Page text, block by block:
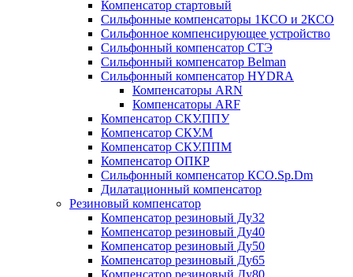
Компенсатор стартовый
Сильфонные компенсаторы 1КСО и 2КСО
Сильфонное компенсирующее устройство
Сильфонный компенсатор СТЭ
Сильфонный компенсатор Belman
Сильфонный компенсатор HYDRA
Компенсаторы ARN
Компенсаторы ARF
Компенсатор СКУ.ППУ
Компенсатор СКУ.М
Компенсатор СКУ.ППМ
Компенсатор ОПКР
Сильфонный компенсатор КСО.Sp.Dm
Дилатационный компенсатор
Резиновый компенсатор
Компенсатор резиновый Ду32
Компенсатор резиновый Ду40
Компенсатор резиновый Ду50
Компенсатор резиновый Ду65
Компенсатор резиновый Ду80